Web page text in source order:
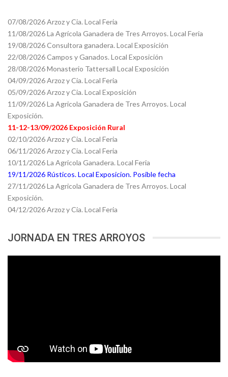
07/08/2026 Arzoz y Cia. Local Feria
11/08/2026 La Agrícola Ganadera de Tres Arroyos. Local Feria
19/08/2026 Consultora ganadera. Local Exposición
22/08/2026 Campos y Ganados. Local Exposición
28/08/2026 Monasterio Tattersall Local Exposición
04/09/2026 Arzoz y Cia. Local Feria
05/09/2026 Arzoz y Cia. Local Exposición
11/09/2026 La Agricola Ganadera de Tres Arroyos. Local
Exposición.
11-12-13/09/2026 Exposición Rural
02/10/2026 Arzoz y Cia. Local Feria
06/11/2026 Arzoz y Cia. Local Feria
10/11/2026 La Agricola Ganadera. Local Feria
19/11/2026 Rústicos. Local Exposicion. Posible fecha
27/11/2026 La Agricola Ganadera de Tres Arroyos. Local
Exposición.
04/12/2026 Arzoz y Cia. Local Feria
JORNADA EN TRES ARROYOS